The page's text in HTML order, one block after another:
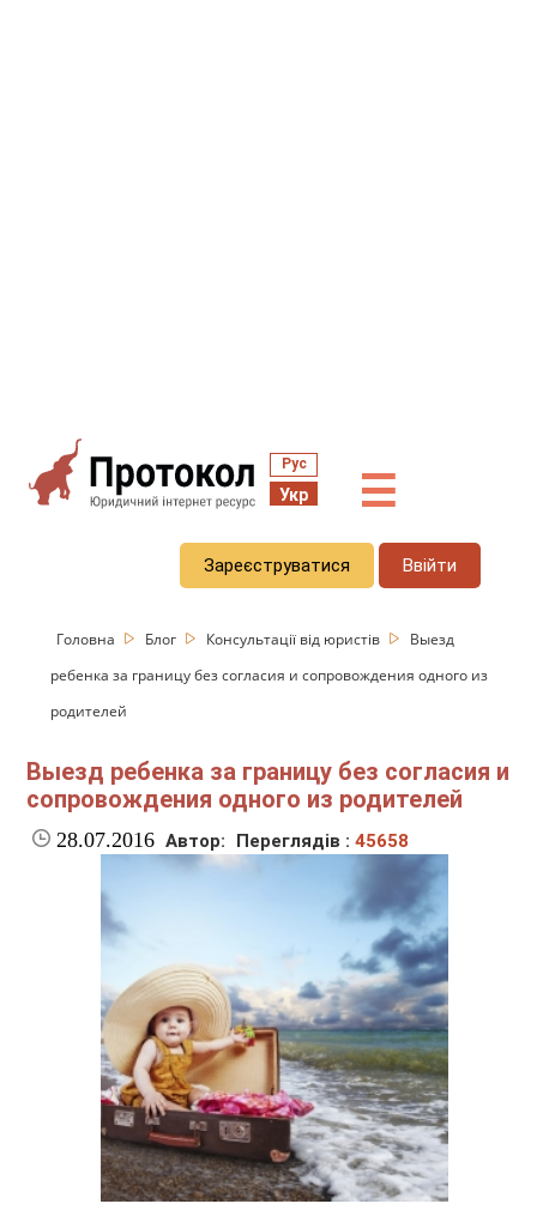
Рус
Укр ☰
Зареєструватися Ввійти
Головна Блог Консультації від юристів
Выезд
ребенка за границу без согласия и сопровождения одного из
родителей
Выезд ребенка за границу без согласия и
сопровождения одного из родителей
28.07.2016 Автор: Переглядів :45658